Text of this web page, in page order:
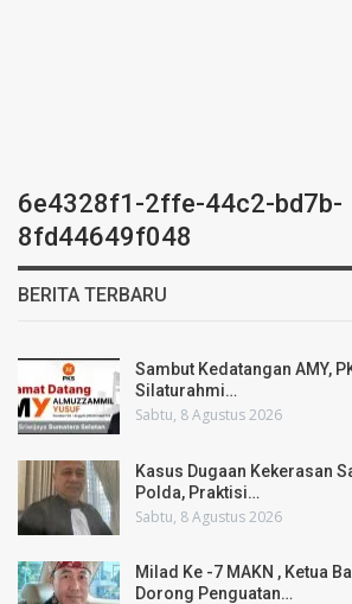
6e4328f1-2ffe-44c2-bd7b-
8fd44649f048
BERITA TERBARU
Sambut Kedatangan AMY,
Silaturahmi…
Sabtu, 8 Agustus 2026
Kasus Dugaan Kekerasan
Polda, Praktisi…
Sabtu, 8 Agustus 2026
Milad Ke -7 MAKN , Ketua
Dorong Penguatan…